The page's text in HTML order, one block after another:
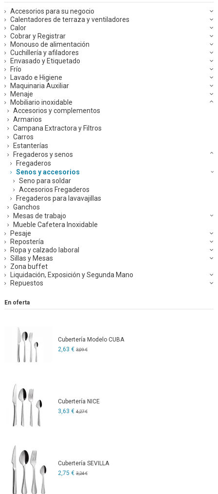
Accesorios para su negocio
Calentadores de terraza y ventiladores
Calor
Cobrar y Registrar
Monouso de alimentación
Cuchillería y afiladores
Envasado y Etiquetado
Frío
Lavado e Higiene
Maquinaria Auxiliar
Menaje
Mobiliario inoxidable
Accesorios y complementos
Armarios
Campana Extractora y Filtros
Carros
Estanterías
Fregaderos y senos
Fregaderos
Senos y accesorios
Seno para soldar
Accesorios Fregaderos
Fregaderos para lavavajillas
Ganchos
Mesas de trabajo
Mueble Cafetera Inoxidable
Pesaje
Repostería
Ropa y calzado laboral
Sillas y Mesas
Zona buffet
Liquidación, Exposición y Segunda Mano
Repuestos
En oferta
Cubertería Modelo CUBA
2,63 € 3,09 €
Cubertería NICE
3,63 € 4,27 €
Cubertería SEVILLA
2,75 € 3,24 €